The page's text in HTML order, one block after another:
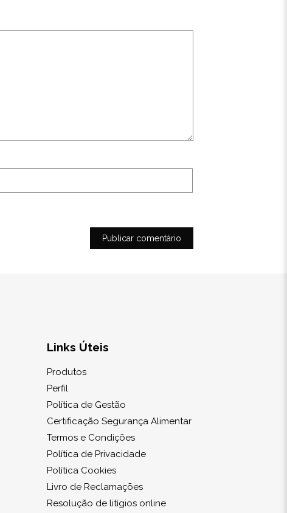
Links Úteis
Produtos
Perfil
Política de Gestão
Certificação Segurança Alimentar
Termos e Condições
Política de Privacidade
Política Cookies
Livro de Reclamações
Resolução de litígios online